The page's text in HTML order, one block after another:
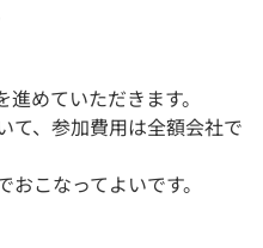
めていただきます。
て、参加費用は全額会社で
こなってよいです。